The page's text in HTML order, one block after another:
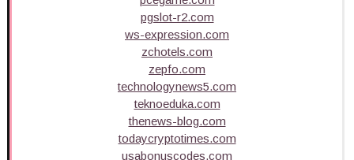
pgslot-r2.com
ws-expression.com
zchotels.com
zepfo.com
technologynews5.com
teknoeduka.com
thenews-blog.com
todaycryptotimes.com
usabonuscodes.com